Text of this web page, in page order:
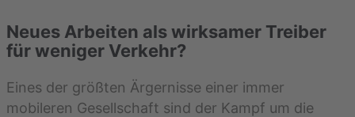
Neues Arbeiten als wirksamer Treiber
für weniger Verkehr?
Eines der größten Ärgernisse einer immer
mobileren Gesellschaft sind der Kampf um die